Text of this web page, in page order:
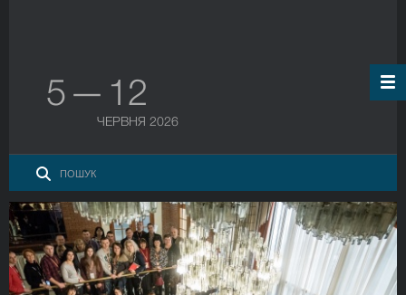
5 — 12
ЧЕРВНЯ 2026